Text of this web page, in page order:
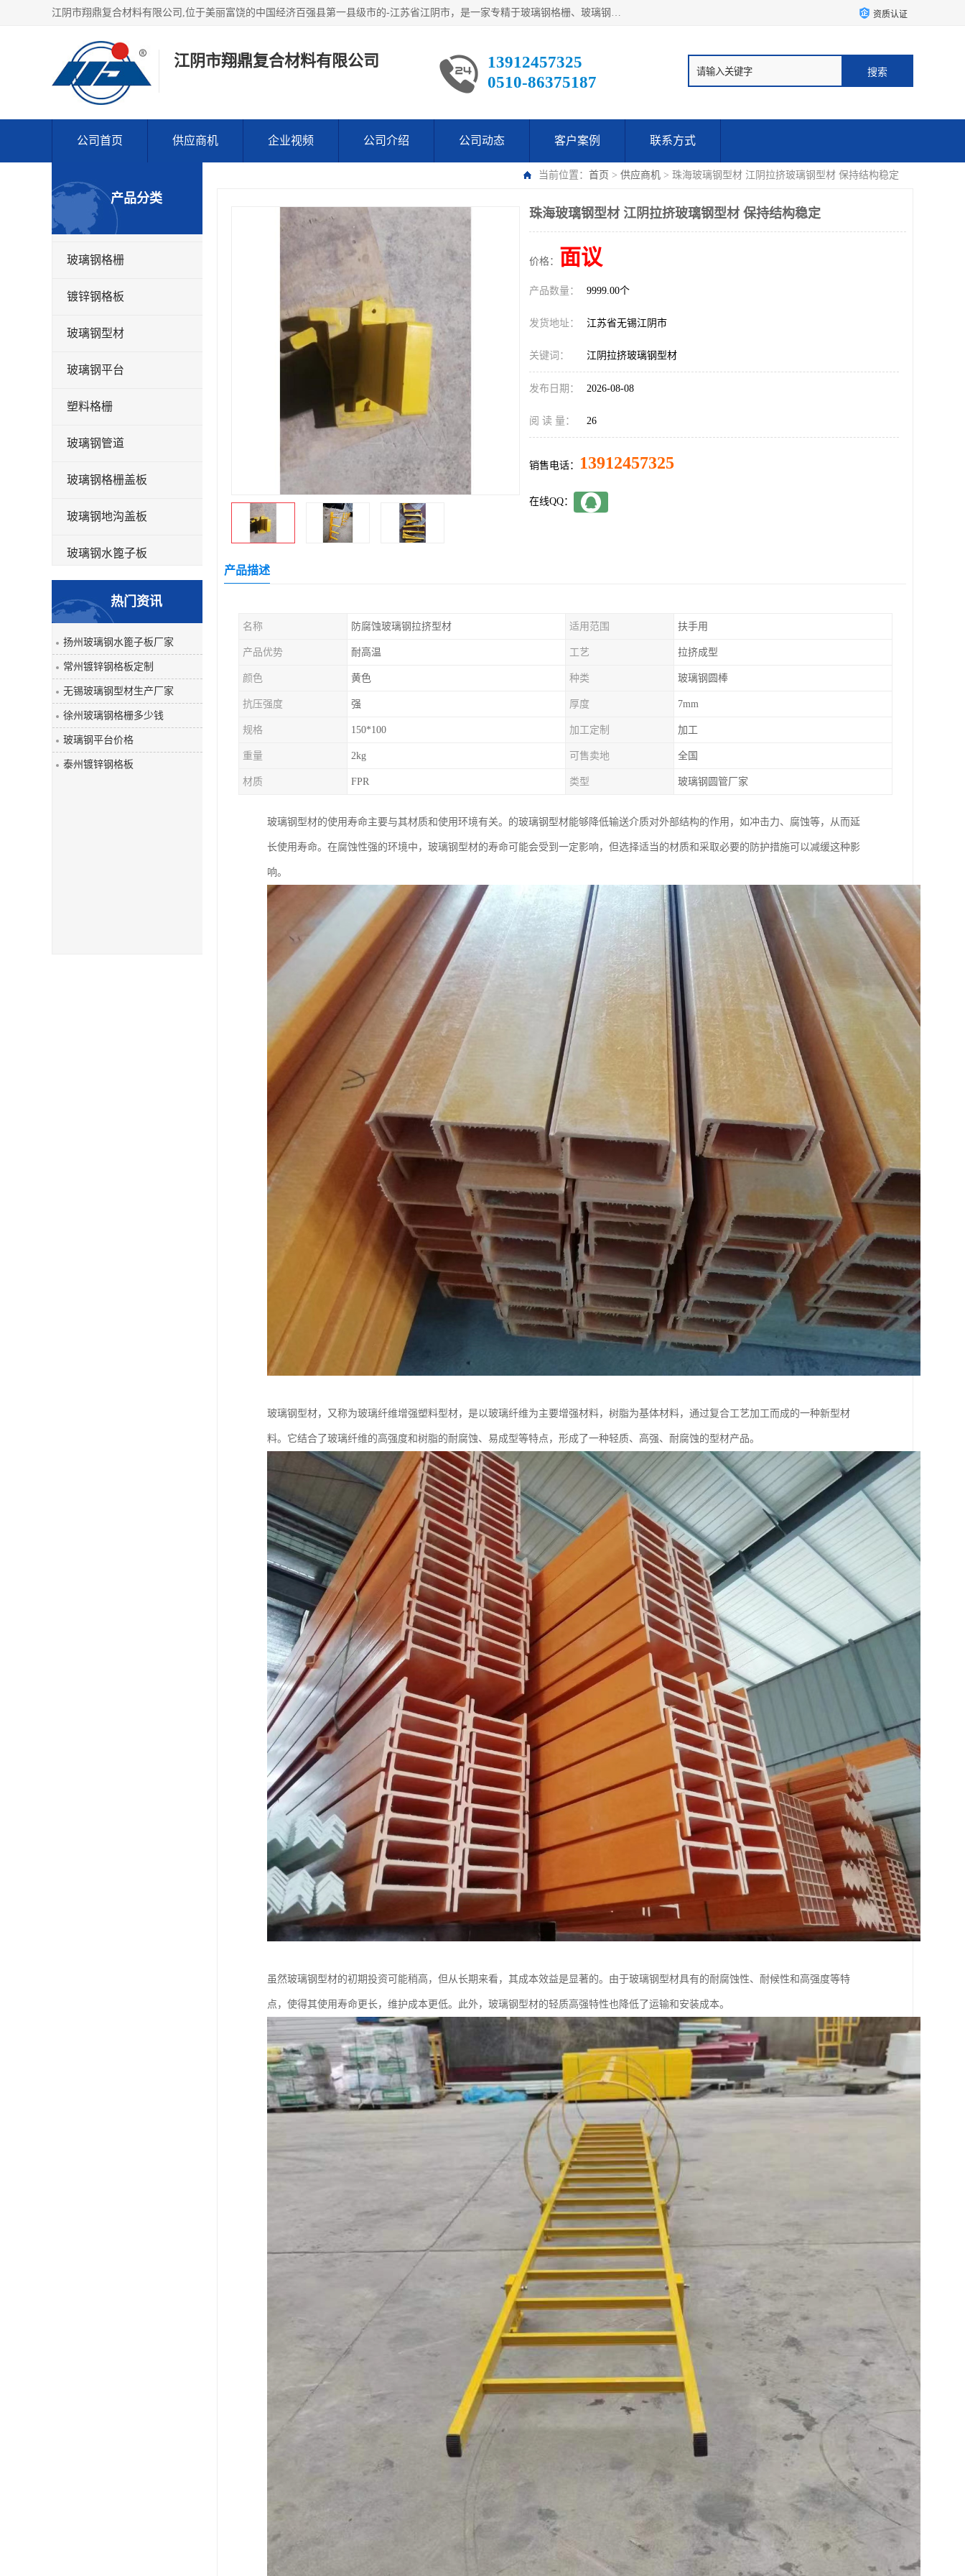
江阴市翔鼎复合材料有限公司,位于美丽富饶的中国经济百强县第一县级市的-江苏省江阴市，是一家专精于玻璃钢格栅、玻璃钢新材料,镀锌钢格板，机械设备生产制造及研发的科技型企业；公司产品已销往了世界多个国家和地区，公司人决心加倍努力愿与广大社会同仁精诚合作共创辉煌！ 资质认证
江阴市翔鼎复合材料有限公司
13912457325
0510-86375187
公司首页 供应商机 企业视频 公司介绍 公司动态 客户案例 联系方式
当前位置： 首页 > 供应商机 > 珠海玻璃钢型材 江阴拉挤玻璃钢型材 保持结构稳定
产品分类
玻璃钢格栅
镀锌钢格板
玻璃钢型材
玻璃钢平台
塑料格栅
玻璃钢管道
玻璃钢格栅盖板
玻璃钢地沟盖板
玻璃钢水篦子板
玻璃钢平板
玻璃钢盖板
热门资讯
扬州玻璃钢水篦子板厂家
常州镀锌钢格板定制
无锡玻璃钢型材生产厂家
徐州玻璃钢格栅多少钱
玻璃钢平台价格
泰州镀锌钢格板
珠海玻璃钢型材 江阴拉挤玻璃钢型材 保持结构稳定
价格： 面议
产品数量： 9999.00个
发货地址： 江苏省无锡江阴市
关键词： 江阴拉挤玻璃钢型材
发布日期： 2026-08-08
阅 读 量： 26
销售电话： 13912457325
在线QQ：
产品描述
名称 防腐蚀玻璃钢拉挤型材 适用范围 扶手用
产品优势 耐高温 工艺 拉挤成型
颜色 黄色 种类 玻璃钢圆棒
抗压强度 强 厚度 7mm
规格 150*100 加工定制 加工
重量 2kg 可售卖地 全国
材质 FPR 类型 玻璃钢圆管厂家
玻璃钢型材的使用寿命主要与其材质和使用环境有关。的玻璃钢型材能够降低输送介质对外部结构的作用，如冲击力、腐蚀等，从而延
长使用寿命。在腐蚀性强的环境中，玻璃钢型材的寿命可能会受到一定影响，但选择适当的材质和采取必要的防护措施可以减缓这种影
响。
玻璃钢型材，又称为玻璃纤维增强塑料型材，是以玻璃纤维为主要增强材料，树脂为基体材料，通过复合工艺加工而成的一种新型材
料。它结合了玻璃纤维的高强度和树脂的耐腐蚀、易成型等特点，形成了一种轻质、高强、耐腐蚀的型材产品。
虽然玻璃钢型材的初期投资可能稍高，但从长期来看，其成本效益是显著的。由于玻璃钢型材具有的耐腐蚀性、耐候性和高强度等特
点，使得其使用寿命更长，维护成本更低。此外，玻璃钢型材的轻质高强特性也降低了运输和安装成本。